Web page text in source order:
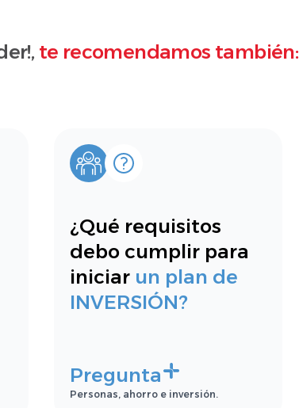
te recomendamos también:
¿Qué requisitos
debo cumplir para
iniciar un plan de
INVERSIÓN?
Pregunta
Personas, ahorro e inversión.